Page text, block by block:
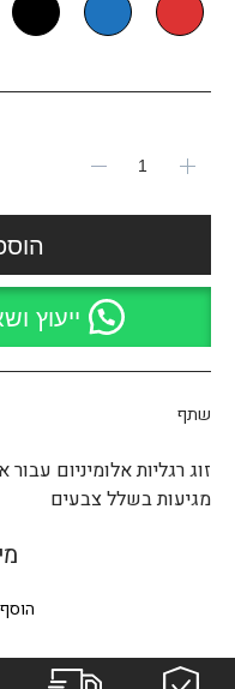
ייעוץ
שתף
זוג רגליות אלומיניום
מגיעות בשלל צבעים